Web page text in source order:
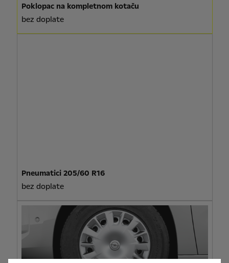
Poklopac na kompletnom kotaču
bez doplate
Pneumatici 205/60 R16
bez doplate